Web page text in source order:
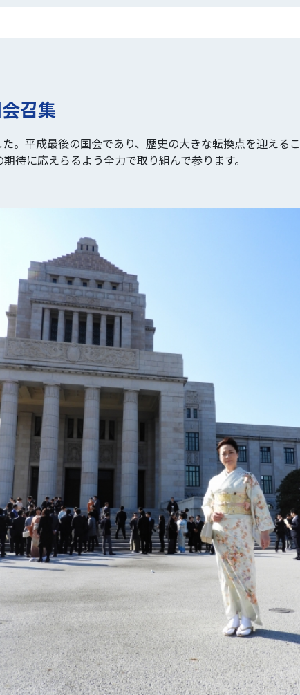
召集
。平成最後の国会であり、歴史の大きな転換点を迎えるこ
待に応えらるよう全力で取り組んで参ります。